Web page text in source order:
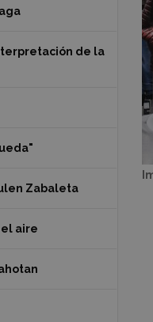
de la
Zabaleta
el aire